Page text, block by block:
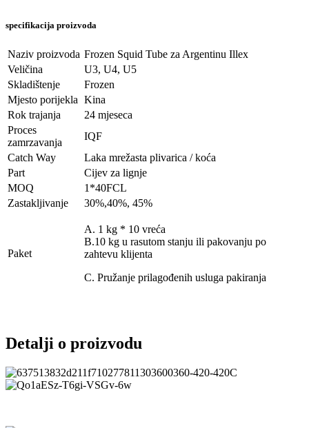
specifikacija proizvoda
Naziv proizvoda Frozen Squid Tube za Argentinu Illex
Veličina
U3, U4, U5
Skladištenje
Frozen
Mjesto porijekla Kina
Rok trajanja
24 mjeseca
Proces
zamrzavanja
IQF
Catch Way
Laka mrežasta plivarica / koća
Part
Cijev za lignje
MOQ
1*40FCL
Zastakljivanje
30%,40%, 45%
Paket
A. 1 kg * 10 vreća
B.10 kg u rasutom stanju ili pakovanju po
zahtevu klijenta
C. Pružanje prilagođenih usluga pakiranja
Detalji o proizvodu